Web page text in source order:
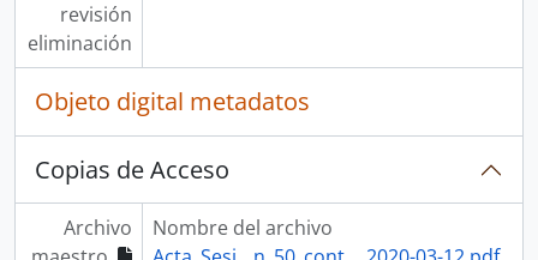
revisión
eliminación
Objeto digital metadatos
Copias de Acceso
Archivo
Nombre del archivo